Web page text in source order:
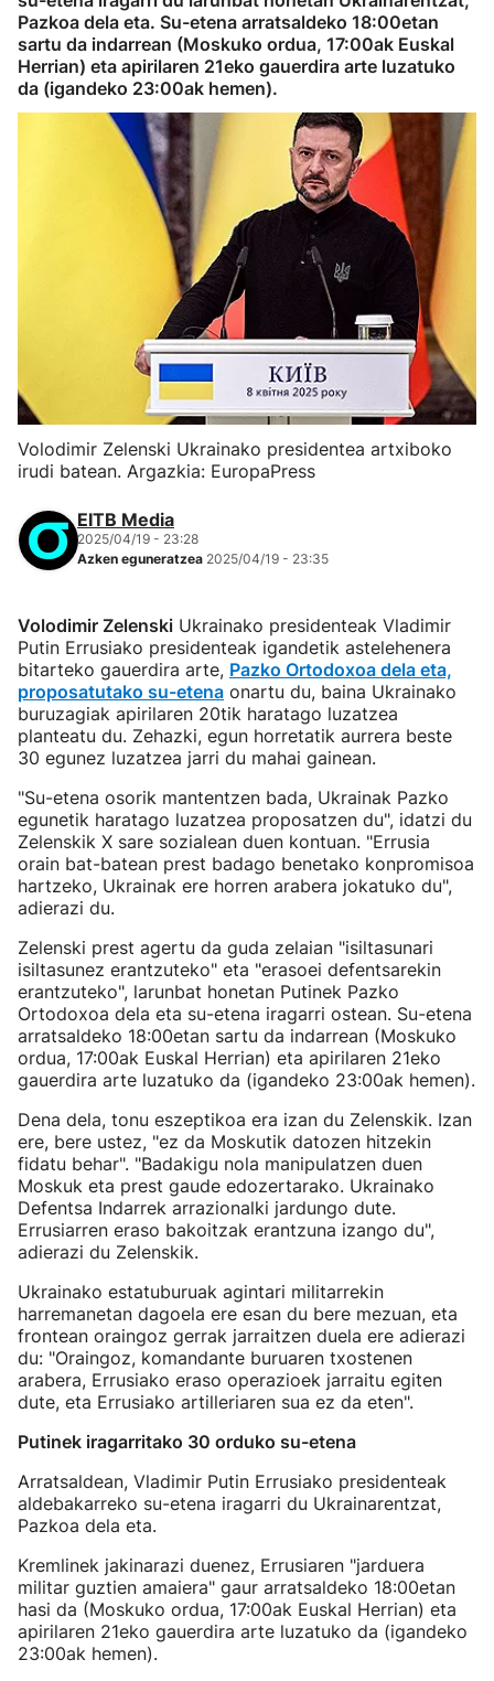
Pazkoa dela eta. Su-etena arratsaldeko 18:00etan
sartu da indarrean (Moskuko ordua, 17:00ak Euskal
Herrian) eta apirilaren 21eko gauerdira arte luzatuko
da (igandeko 23:00ak hemen).
Volodimir Zelenski Ukrainako presidentea artxiboko
irudi batean. Argazkia: EuropaPress
EITB Media
2025/04/19 - 23:28
Azken eguneratzea 2025/04/19 - 23:35
Volodimir Zelenski Ukrainako presidenteak Vladimir
Putin Errusiako presidenteak igandetik astelehenera
bitarteko gauerdira arte, Pazko Ortodoxoa dela eta,
proposatutako su-etena onartu du, baina Ukrainako
buruzagiak apirilaren 20tik haratago luzatzea
planteatu du. Zehazki, egun horretatik aurrera beste
30 egunez luzatzea jarri du mahai gainean.
"Su-etena osorik mantentzen bada, Ukrainak Pazko
egunetik haratago luzatzea proposatzen du", idatzi du
Zelenskik X sare sozialean duen kontuan. "Errusia
orain bat-batean prest badago benetako konpromisoa
hartzeko, Ukrainak ere horren arabera jokatuko du",
adierazi du.
Zelenski prest agertu da guda zelaian "isiltasunari
isiltasunez erantzuteko" eta "erasoei defentsarekin
erantzuteko", larunbat honetan Putinek Pazko
Ortodoxoa dela eta su-etena iragarri ostean. Su-etena
arratsaldeko 18:00etan sartu da indarrean (Moskuko
ordua, 17:00ak Euskal Herrian) eta apirilaren 21eko
gauerdira arte luzatuko da (igandeko 23:00ak hemen).
Dena dela, tonu eszeptikoa era izan du Zelenskik. Izan
ere, bere ustez, "ez da Moskutik datozen hitzekin
fidatu behar". "Badakigu nola manipulatzen duen
Moskuk eta prest gaude edozertarako. Ukrainako
Defentsa Indarrek arrazionalki jardungo dute.
Errusiarren eraso bakoitzak erantzuna izango du",
adierazi du Zelenskik.
Ukrainako estatuburuak agintari militarrekin
harremanetan dagoela ere esan du bere mezuan, eta
frontean oraingoz gerrak jarraitzen duela ere adierazi
du: "Oraingoz, komandante buruaren txostenen
arabera, Errusiako eraso operazioek jarraitu egiten
dute, eta Errusiako artilleriaren sua ez da eten".
Putinek iragarritako 30 orduko su-etena
Arratsaldean, Vladimir Putin Errusiako presidenteak
aldebakarreko su-etena iragarri du Ukrainarentzat,
Pazkoa dela eta.
Kremlinek jakinarazi duenez, Errusiaren "jarduera
militar guztien amaiera" gaur arratsaldeko 18:00etan
hasi da (Moskuko ordua, 17:00ak Euskal Herrian) eta
apirilaren 21eko gauerdira arte luzatuko da (igandeko
23:00ak hemen).